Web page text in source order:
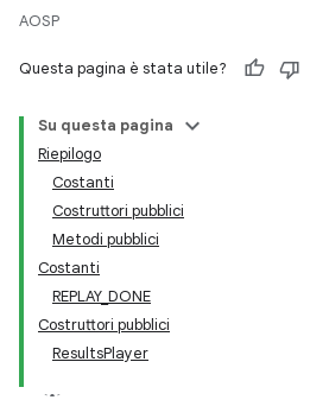
AOSP
Questa pagina è stata utile?
Su questa pagina
Riepilogo
Costanti
Costruttori pubblici
Metodi pubblici
Costanti
REPLAY_DONE
Costruttori pubblici
ResultsPlayer